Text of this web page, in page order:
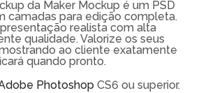
da Maker Mockup é um PSD
camadas para edição completa.
realista com alta
qualidade. Valorize os seus
ao cliente exatamente
quando pronto.
Photoshop CS6 ou superior.